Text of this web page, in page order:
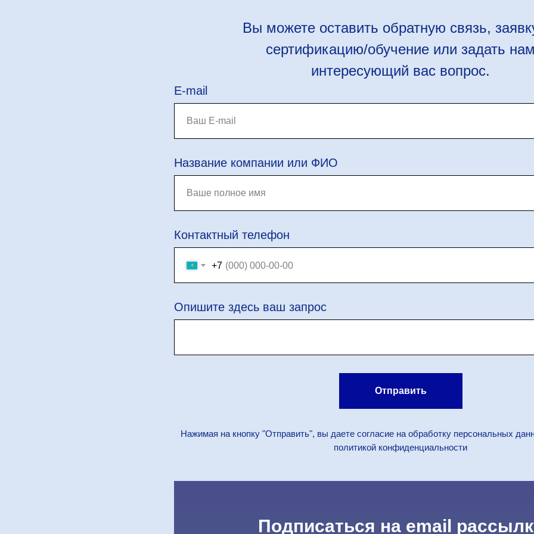
Вы можете оставить обратную связь,
сертификацию/обучение или задать нам
интересующий вас вопрос.
E-mail
Название компании или ФИО
Контактный телефон
+7
Опишите здесь ваш запрос
Отправить
Нажимая на кнопку "Отправить", вы даете согласие на обработку персональных
политикой конфиденциальности
Подписаться на email